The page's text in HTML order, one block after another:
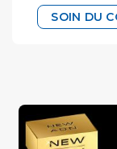
SOIN DU